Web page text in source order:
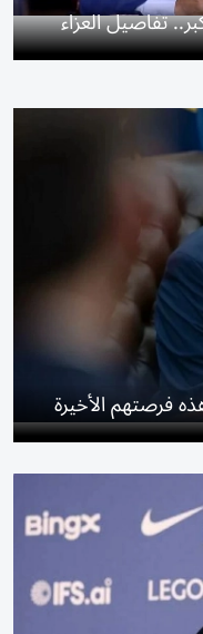
تفاصيل العزاء
فرصتهم الأخيرة